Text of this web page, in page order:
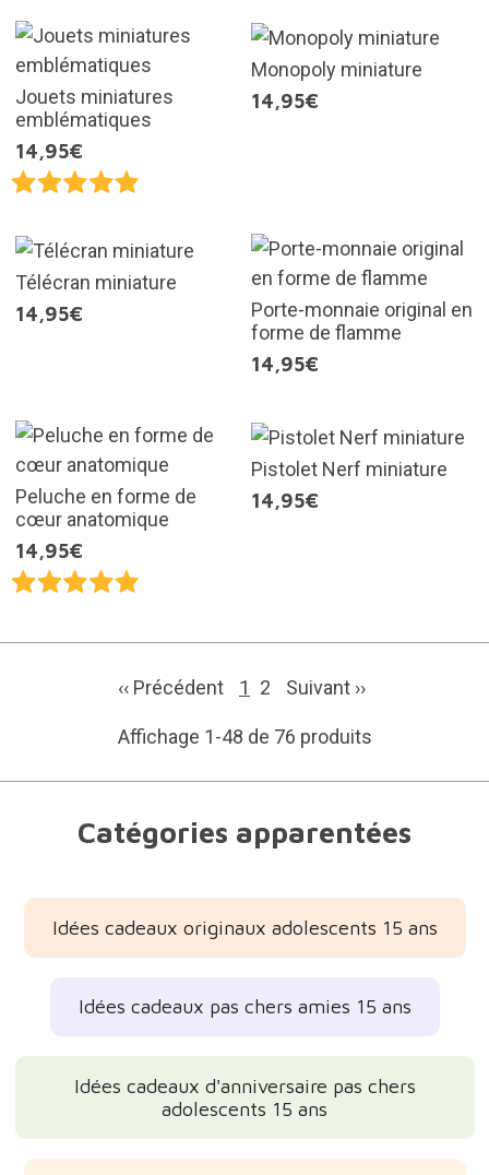
Jouets miniatures
emblématiques
14,95€
Monopoly miniature
14,95€
Télécran miniature
14,95€
Porte-monnaie original en
forme de flamme
14,95€
Peluche en forme de
cœur anatomique
14,95€
Pistolet Nerf miniature
14,95€
‹‹ Précédent 1 2 Suivant ››
Affichage 1-48 de 76 produits
Catégories apparentées
Idées cadeaux originaux adolescents 15 ans
Idées cadeaux pas chers amies 15 ans
Idées cadeaux d'anniversaire pas chers
adolescents 15 ans